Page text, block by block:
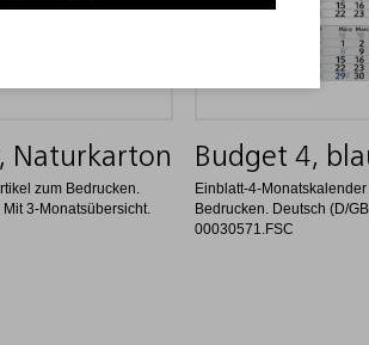
Naturkarton
zum Bedrucken.
3-Monatsübersicht.
Budget 4,
Einblatt-4-
Bedrucken. Deutsch (D/
00030571.FSC